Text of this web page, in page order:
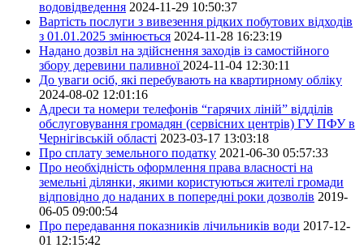
водовідведення 2024-11-29 10:50:37
Вартість послуги з вивезення рідких побутових відходів
з 01.01.2025 змінюється 2024-11-28 16:23:19
Надано дозвіл на здійснення заходів із самостійного
збору деревини паливної 2024-11-04 12:30:11
До уваги осіб, які перебувають на квартирному обліку
2024-08-02 12:01:16
Адреси та номери телефонів “гарячих ліній” відділів
обслуговування громадян (сервісних центрів) ГУ ПФУ в
Чернігівській області 2023-03-17 13:03:18
Про сплату земельного податку 2021-06-30 05:57:33
Про необхідність оформлення права власності на
земельні ділянки, якими користуються жителі громади
відповідно до наданих в попередні роки дозволів 2019-
06-05 09:00:54
Про передавання показників лічильників води 2017-12-
01 12:15:42